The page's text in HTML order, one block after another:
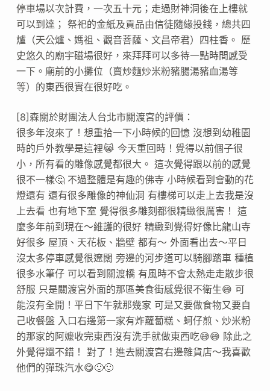
停車場以次計費，一次五十元；走過財神洞後在上樓就
可以到達； 祭祀的金紙及貢品由信徒隨緣投錢，總共四
爐（天公爐、媽祖、觀音菩薩、文昌帝君）四柱香。 歷
史悠久的廟宇磁場很好，來拜拜可以多待一點時間感受
一下。廟前的小攤位（賣炒麵炒米粉豬腸湯豬血湯等
等）的東西很實在很好吃。
[8]森關於財團法人台北市關渡宮的評價：
很多年沒來了！想重拾一下小時候的回憶 沒想到幼稚園
時的戶外教學是這裡😹 今天重回時！覺得以前個子很
小，所有看的雕像感覺都很大。 這次覺得跟以前的感覺
很不一樣🤔 不過整體是有趣的佛寺 小時候看到會動的花
燈還有 還有很多雕像的神仙洞 有樓梯可以走上去我是沒
上去看 也有地下室 覺得很多雕刻都很精緻很厲害！ 這
麼多年前到現在～維護的很好 精緻到覺得好像比龍山寺
好很多 屋頂、天花板、牆壁 都有～ 外面看出去～平日
沒太多停車感覺很遼闊 旁邊的河步道可以騎腳踏車 種植
很多水筆仔 可以看到關渡橋 有風時不會太熱走走散步很
舒服 只是關渡宮外面的那區美食街感覺很不衛生😅 可
能沒有全開！平日下午就那幾家 可是又要做食物又要自
己收餐盤 入口右邊第一家有炸蘿蔔糕、蚵仔煎、炒米粉
的那家的阿嬤收完東西沒有洗手就做東西吃😅😅 除此之
外覺得還不錯！ 對了！進去關渡宮右邊雜貨店～我喜歡
他們的彈珠汽水😋🙂🙂